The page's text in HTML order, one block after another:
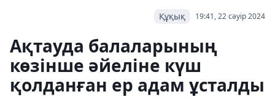
19:41, 22 сәуір 2024
Құқық
Ақтауда балаларының
көзінше әйеліне күш
қолданған ер адам ұсталды